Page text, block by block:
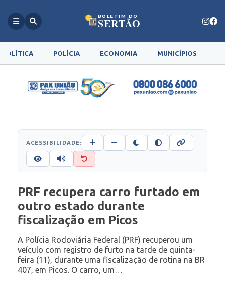
BOLETIM DO
SERTÃO
POLÍTICA POLÍCIA ECONOMIA MUNICÍPIOS
ACESSIBILIDADE:
PRF recupera carro furtado em
outro estado durante
fiscalização em Picos
A Polícia Rodoviária Federal (PRF) recuperou um
veículo com registro de furto na tarde de quinta-
feira (11), durante uma fiscalização de rotina na BR
407, em Picos. O carro, um…